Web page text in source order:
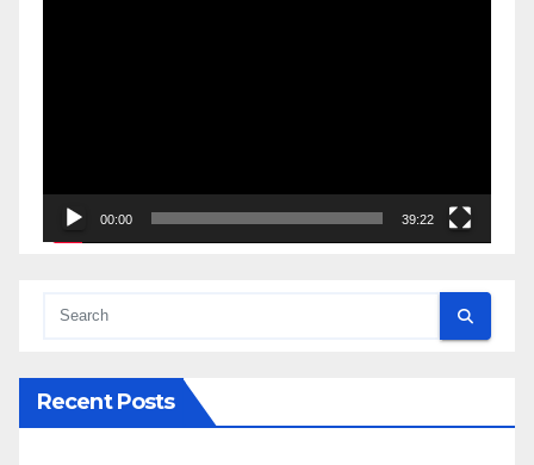
00:00 39:22
Recent Posts